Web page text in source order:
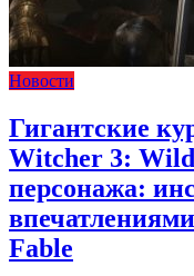
Новости
Гигантские
Witcher 3:
персонажа:
Fable